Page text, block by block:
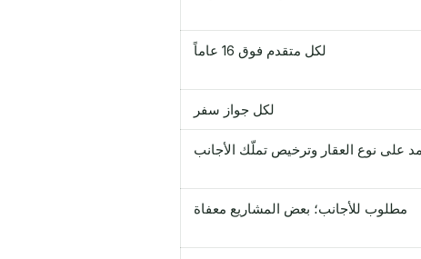
لكل متقدم فوق 16 عاماً
لكل جواز سفر
على نوع العقار وترخيص تملّك الأجانب
مطلوب للأجانب؛ بعض المشاريع معفاة